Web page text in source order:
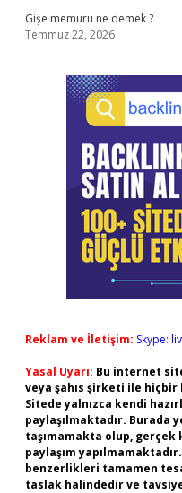
Gişe memuru ne demek ?
Temmuz 22, 2026
Reklam ve İletişim: Skype:
Yasal Uyarı: Bu internet
veya şahıs şirketi ile hiçbir
Sitede yalnızca kendi
paylaşılmaktadır. Burada
taşımamakta olup, gerçek
paylaşım
benzerlikleri tamamen
taslak halindedir ve